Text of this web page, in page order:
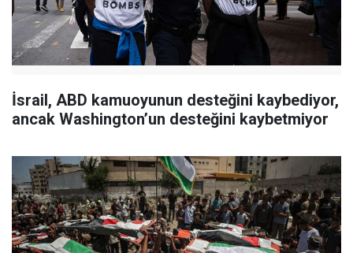
İsrail, ABD kamuoyunun desteğini kaybediyor,
ancak Washington’un desteğini kaybetmiyor